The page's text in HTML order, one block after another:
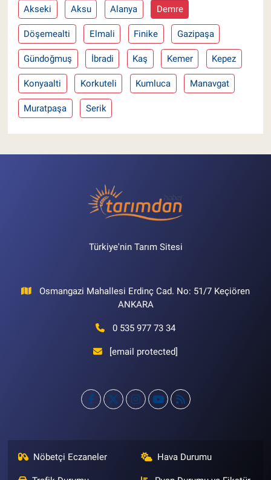
Akseki Aksu Alanya Demre
Döşemealti Elmali Finike Gazipaşa
Gündoğmuş İbradi Kaş Kemer Kepez
Konyaalti Korkuteli Kumluca Manavgat
Muratpaşa Serik
Türkiye'nin Tarım Sitesi
Osmangazi Mahallesi Erdinç Cad. No: 51/7 Keçiören
ANKARA
0 535 977 73 34
[email protected]
Nöbetçi Eczaneler Hava Durumu